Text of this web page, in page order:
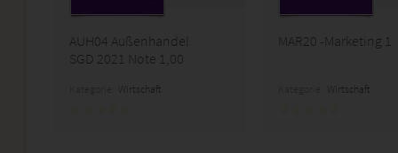
AUH04 Außenhandel
SGD 2021 Note 1,00
Wirtschaft
MAR20 -Marketing 1
Wirtschaft